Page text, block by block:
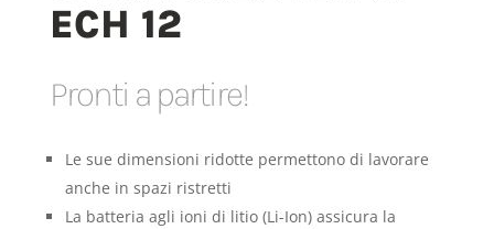
ECH 12
Pronti a partire!
Le sue dimensioni ridotte permettono di lavorare
anche in spazi ristretti
La batteria agli ioni di litio (Li-Ion) assicura la